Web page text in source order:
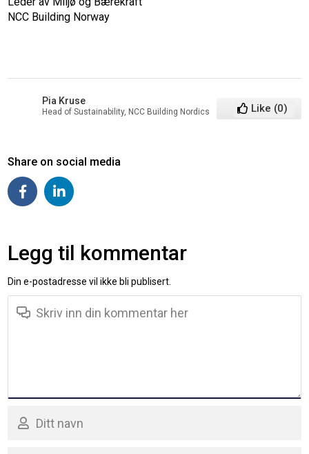
NCC Building Norway
Pia Kruse
Head of Sustainability, NCC Building Nordics Like (0)
Share on social media
Legg til kommentar
Din e-postadresse vil ikke bli publisert.